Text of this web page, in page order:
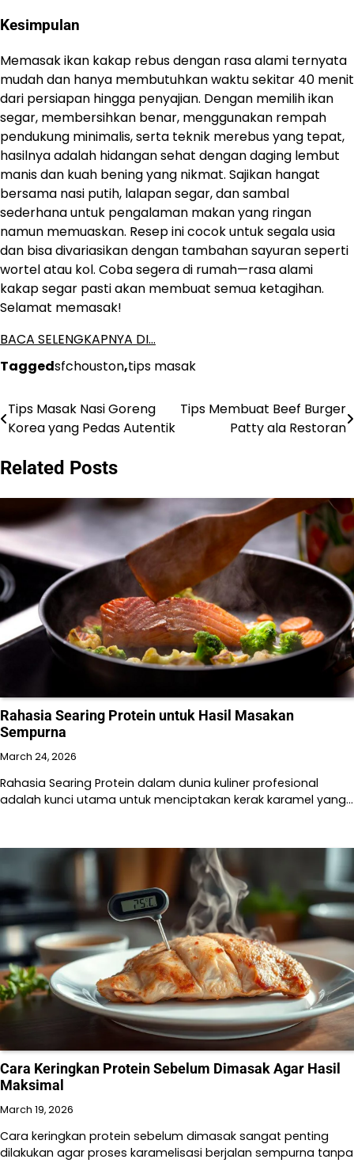
Kesimpulan
Memasak ikan kakap rebus dengan rasa alami ternyata
mudah dan hanya membutuhkan waktu sekitar 40 menit
dari persiapan hingga penyajian. Dengan memilih ikan
segar, membersihkan benar, menggunakan rempah
pendukung minimalis, serta teknik merebus yang tepat,
hasilnya adalah hidangan sehat dengan daging lembut
manis dan kuah bening yang nikmat. Sajikan hangat
bersama nasi putih, lalapan segar, dan sambal
sederhana untuk pengalaman makan yang ringan
namun memuaskan. Resep ini cocok untuk segala usia
dan bisa divariasikan dengan tambahan sayuran seperti
wortel atau kol. Coba segera di rumah—rasa alami
kakap segar pasti akan membuat semua ketagihan.
Selamat memasak!
BACA SELENGKAPNYA DI…
Taggedsfchouston,tips masak
Post
navigation
Tips Masak Nasi Goreng
Korea yang Pedas Autentik
Tips Membuat Beef Burger
Patty ala Restoran
Related Posts
Rahasia Searing Protein untuk Hasil Masakan
Sempurna
March 24, 2026
Rahasia Searing Protein dalam dunia kuliner profesional
adalah kunci utama untuk menciptakan kerak karamel yang…
Cara Keringkan Protein Sebelum Dimasak Agar Hasil
Maksimal
March 19, 2026
Cara keringkan protein sebelum dimasak sangat penting
dilakukan agar proses karamelisasi berjalan sempurna tanpa